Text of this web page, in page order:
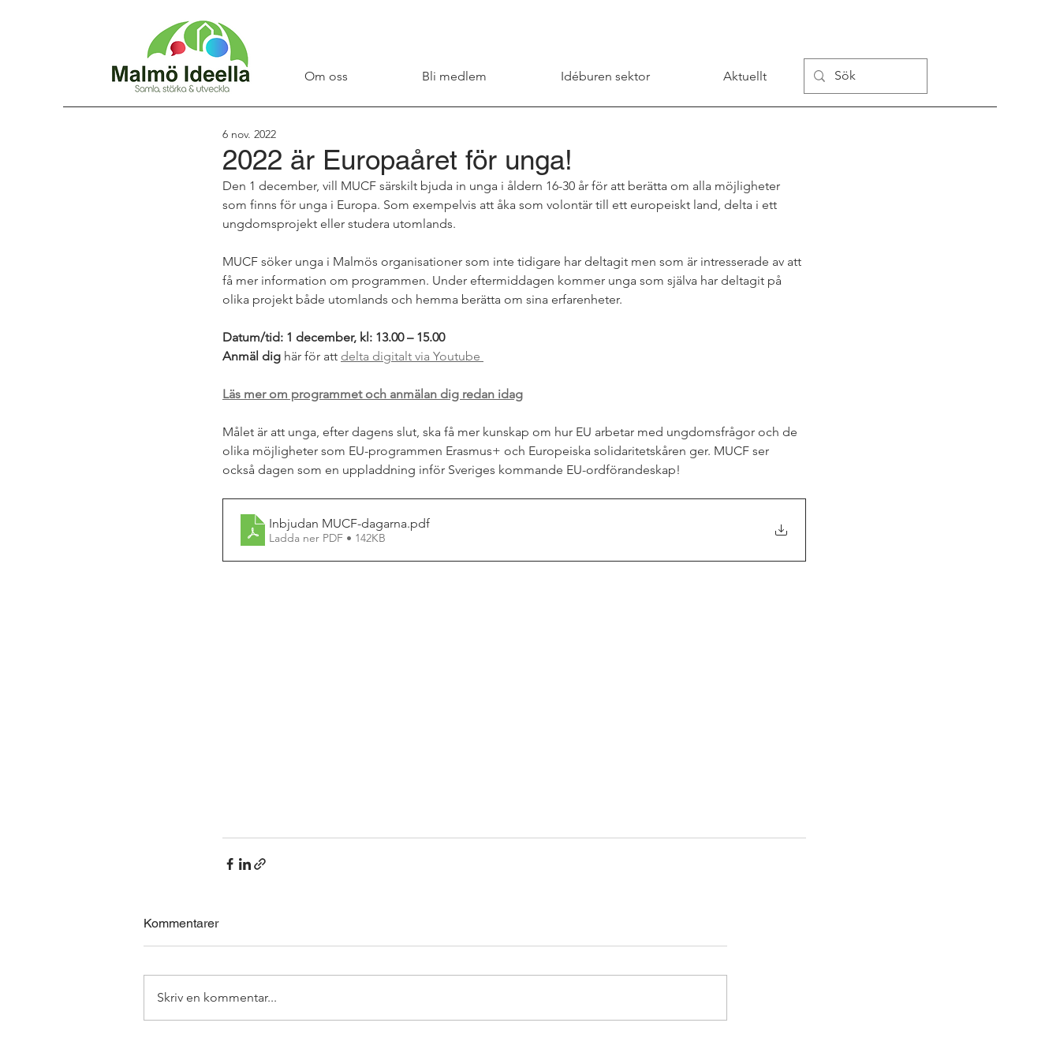
Om oss Bli medlem Idéburen sektor Aktuellt
2022 är Europaåret för unga!
6 nov. 2022
Den 1 december, vill MUCF särskilt bjuda in unga i åldern 16-30 år för att berätta om alla möjligheter
som finns för unga i Europa. Som exempelvis att åka som volontär till ett europeiskt land, delta i ett
ungdomsprojekt eller studera utomlands.
MUCF söker unga i Malmös organisationer som inte tidigare har deltagit men som är intresserade av att
få mer information om programmen. Under eftermiddagen kommer unga som själva har deltagit på
olika projekt både utomlands och hemma berätta om sina erfarenheter.
Datum/tid: 1 december, kl: 13.00 – 15.00
Anmäl dig här för att delta digitalt via Youtube
Läs mer om programmet och anmälan dig redan idag
Målet är att unga, efter dagens slut, ska få mer kunskap om hur EU arbetar med ungdomsfrågor och de
olika möjligheter som EU-programmen Erasmus+ och Europeiska solidaritetskåren ger. MUCF ser
också dagen som en uppladdning inför Sveriges kommande EU-ordförandeskap!
Inbjudan MUCF-dagarna.pdf
Ladda ner PDF • 142KB
Kommentarer
Skriv en kommentar...